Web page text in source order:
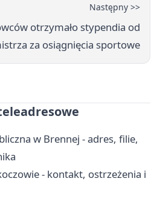
Następny >>
otrzymało stypendia od
za osiągnięcia sportowe
w Brennej - adres, filie,
- kontakt, ostrzeżenia i